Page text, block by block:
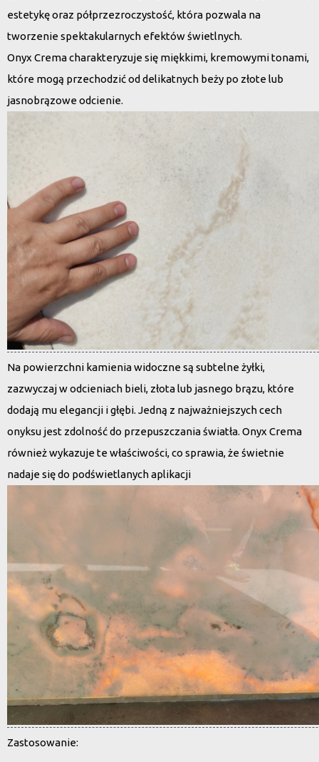
estetykę oraz półprzezroczystość, która pozwala na
tworzenie spektakularnych efektów świetlnych.
Onyx Crema charakteryzuje się miękkimi, kremowymi tonami,
które mogą przechodzić od delikatnych beży po złote lub
jasnobrązowe odcienie.
Na powierzchni kamienia widoczne są subtelne żyłki,
zazwyczaj w odcieniach bieli, złota lub jasnego brązu, które
dodają mu elegancji i głębi. Jedną z najważniejszych cech
onyksu jest zdolność do przepuszczania światła. Onyx Crema
również wykazuje te właściwości, co sprawia, że świetnie
nadaje się do podświetlanych aplikacji
Zastosowanie: